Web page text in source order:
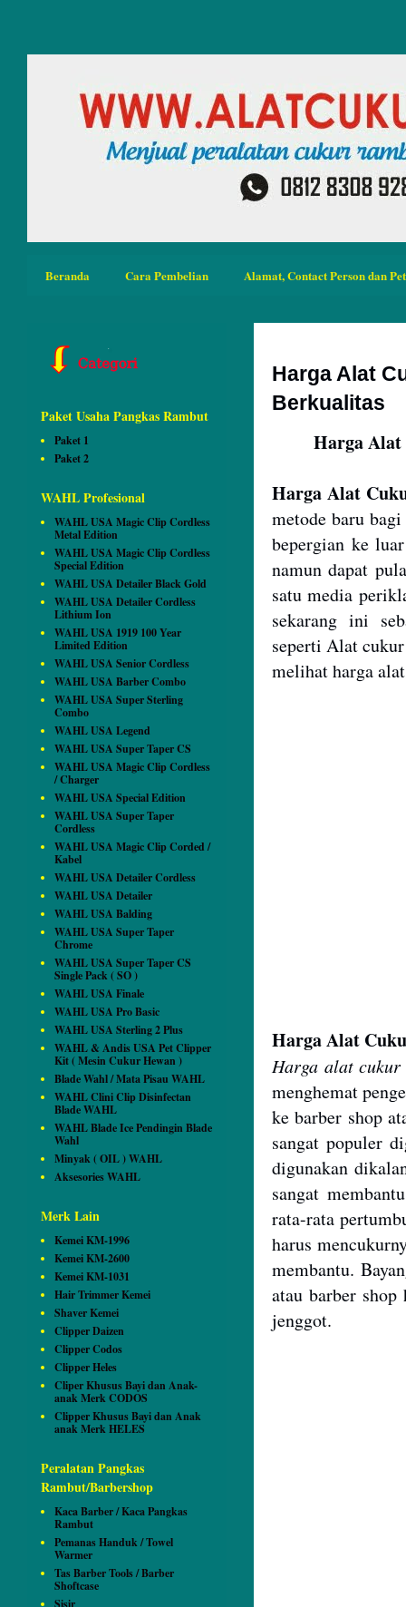
Beranda Cara Pembelian Alamat, Contact Person dan
Harga Alat
Berkualitas
Harga
Harga Alat
metode baru
bepergian ke
namun dapat
satu media
sekarang ini
seperti Alat
melihat harga
Harga Alat
Harga alat
menghemat
ke barber shop
sangat populer
digunakan
sangat
rata-rata
harus
membantu.
atau barber
jenggot.
Paket Usaha Pangkas Rambut
Paket 1
Paket 2
WAHL Profesional
WAHL USA Magic Clip Cordless
Metal Edition
WAHL USA Magic Clip Cordless
Special Edition
WAHL USA Detailer Black Gold
WAHL USA Detailer Cordless
Lithium Ion
WAHL USA 1919 100 Year
Limited Edition
WAHL USA Senior Cordless
WAHL USA Barber Combo
WAHL USA Super Sterling
Combo
WAHL USA Legend
WAHL USA Super Taper CS
WAHL USA Magic Clip Cordless
/ Charger
WAHL USA Special Edition
WAHL USA Super Taper
Cordless
WAHL USA Magic Clip Corded /
Kabel
WAHL USA Detailer Cordless
WAHL USA Detailer
WAHL USA Balding
WAHL USA Super Taper
Chrome
WAHL USA Super Taper CS
Single Pack ( SO )
WAHL USA Finale
WAHL USA Pro Basic
WAHL USA Sterling 2 Plus
WAHL & Andis USA Pet Clipper
Kit ( Mesin Cukur Hewan )
Blade Wahl / Mata Pisau WAHL
WAHL Clini Clip Disinfectan
Blade WAHL
WAHL Blade Ice Pendingin Blade
Wahl
Minyak ( OIL ) WAHL
Aksesories WAHL
Merk Lain
Kemei KM-1996
Kemei KM-2600
Kemei KM-1031
Hair Trimmer Kemei
Shaver Kemei
Clipper Daizen
Clipper Codos
Clipper Heles
Cliper Khusus Bayi dan Anak-
anak Merk CODOS
Clipper Khusus Bayi dan Anak
anak Merk HELES
Peralatan Pangkas
Rambut/Barbershop
Kaca Barber / Kaca Pangkas
Rambut
Pemanas Handuk / Towel
Warmer
Tas Barber Tools / Barber
Shoftcase
Sisir